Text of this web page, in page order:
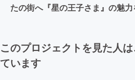
たの街へ『星の王子さま』の魅力
このプロジェクトを見た人
ています